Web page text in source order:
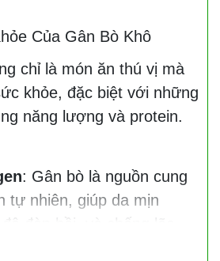
Của Gân Bò Khô
chỉ là món ăn thú vị mà
khỏe, đặc biệt với những
năng lượng và protein.
: Gân bò là nguồn cung
tự nhiên, giúp da mịn